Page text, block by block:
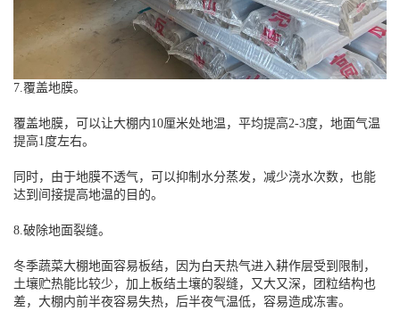
7.覆盖地膜。
覆盖地膜，可以让大棚内10厘米处地温，平均提高2-3度，地面气温
提高1度左右。
同时，由于地膜不透气，可以抑制水分蒸发，减少浇水次数，也能
达到间接提高地温的目的。
8.破除地面裂缝。
冬季蔬菜大棚地面容易板结，因为白天热气进入耕作层受到限制，
土壤贮热能比较少，加上板结土壤的裂缝，又大又深，团粒结构也
差，大棚内前半夜容易失热，后半夜气温低，容易造成冻害。